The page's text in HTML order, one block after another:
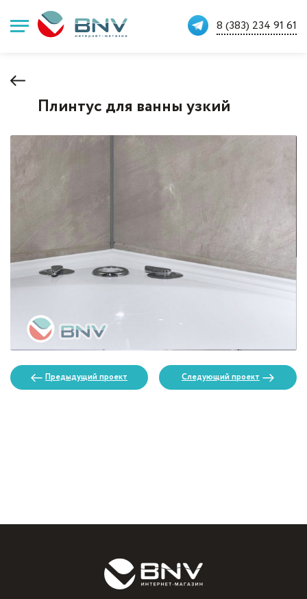
8 (383) 234 91 61
Плинтус для ванны узкий
Предыдущий проект Следующий проект